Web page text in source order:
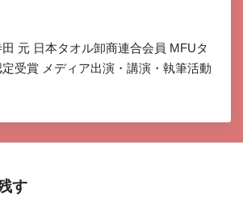
元 日本タオル卸商連合会員 MFUタ
受賞 メディア出演・講演・執筆活動
す